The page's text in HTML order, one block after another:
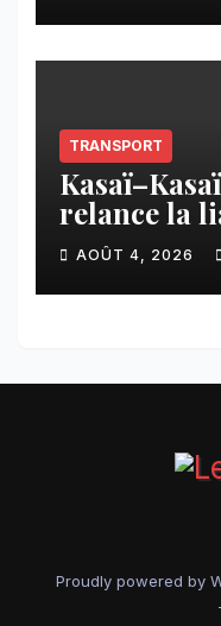
CNCA
TRANSPORT
relance la
Tshiamu
échanges
AOÛT 4, 2026
Proudly powered by